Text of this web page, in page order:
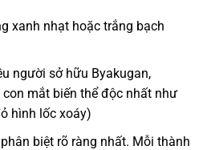
xanh nhạt hoặc trắng bạch
người sở hữu Byakugan,
con mắt biến thể độc nhất như
hình lốc xoáy)
biệt rõ ràng nhất. Mỗi thành